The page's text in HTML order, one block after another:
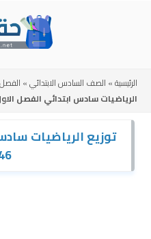
الرئيسية» الصف السادس الابتدائي»
الرياضيات سادس ابتدائي الفصل الاول
توزيع الرياضيات